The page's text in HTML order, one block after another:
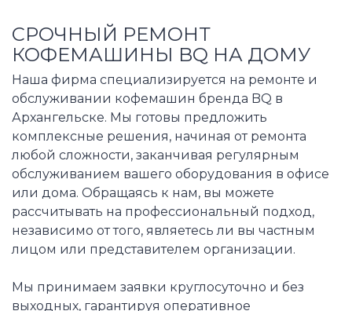
СРОЧНЫЙ РЕМОНТ
КОФЕМАШИНЫ BQ НА ДОМУ
Наша фирма специализируется на ремонте и
обслуживании кофемашин бренда BQ в
Архангельске. Мы готовы предложить
комплексные решения, начиная от ремонта
любой сложности, заканчивая регулярным
обслуживанием вашего оборудования в офисе
или дома. Обращаясь к нам, вы можете
рассчитывать на профессиональный подход,
независимо от того, являетесь ли вы частным
лицом или представителем организации.
Мы принимаем заявки круглосуточно и без
выходных, гарантируя оперативное